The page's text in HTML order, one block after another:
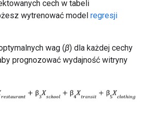
cech w tabeli
wytrenować model regresji
wag (β) dla każdej cechy
prognozować wydajność witryny